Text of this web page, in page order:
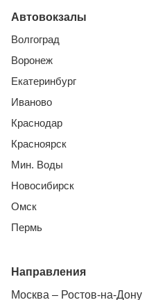
Автовокзалы
Волгоград
Воронеж
Екатеринбург
Иваново
Краснодар
Красноярск
Мин. Воды
Новосибирск
Омск
Пермь
Направления
Москва – Ростов-на-Дону